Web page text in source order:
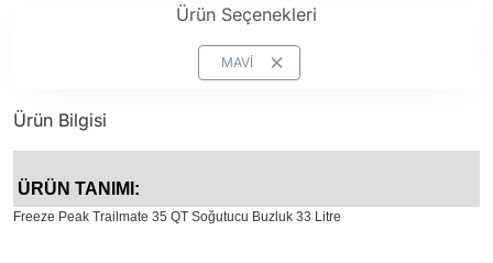
Ürün Seçenekleri
MAVİ
Ürün Bilgisi
ÜRÜN TANIMI:
Freeze Peak Trailmate 35 QT Soğutucu Buzluk 33 Litre